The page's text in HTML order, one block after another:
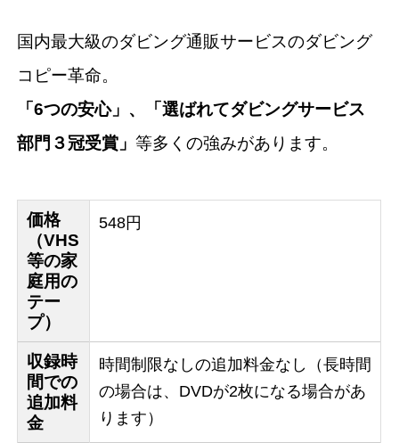
国内最大級のダビング通販サービスのダビング
コピー革命。
「6つの安心」、「選ばれてダビングサービス
部門３冠受賞」等多くの強みがあります。
価格
（VHS
等の家
庭用の
テー
プ）
548円
収録時
間での
追加料
金
時間制限なしの追加料金なし（長時間
の場合は、DVDが2枚になる場合があ
ります）